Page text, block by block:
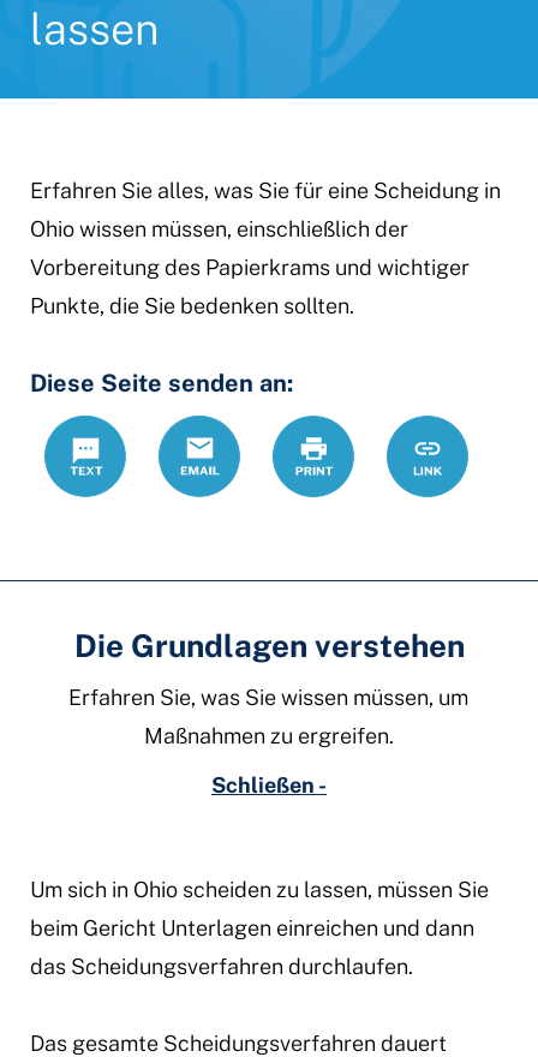
lassen
Erfahren Sie alles, was Sie für eine Scheidung in
Ohio wissen müssen, einschließlich der
Vorbereitung des Papierkrams und wichtiger
Punkte, die Sie bedenken sollten.
Diese Seite senden an:
Text
Email Print https://
Link
Die Grundlagen verstehen
Erfahren Sie, was Sie wissen müssen, um
Maßnahmen zu ergreifen.
Schließen -
Um sich in Ohio scheiden zu lassen, müssen Sie
beim Gericht Unterlagen einreichen und dann
das Scheidungsverfahren durchlaufen.
Das gesamte Scheidungsverfahren dauert